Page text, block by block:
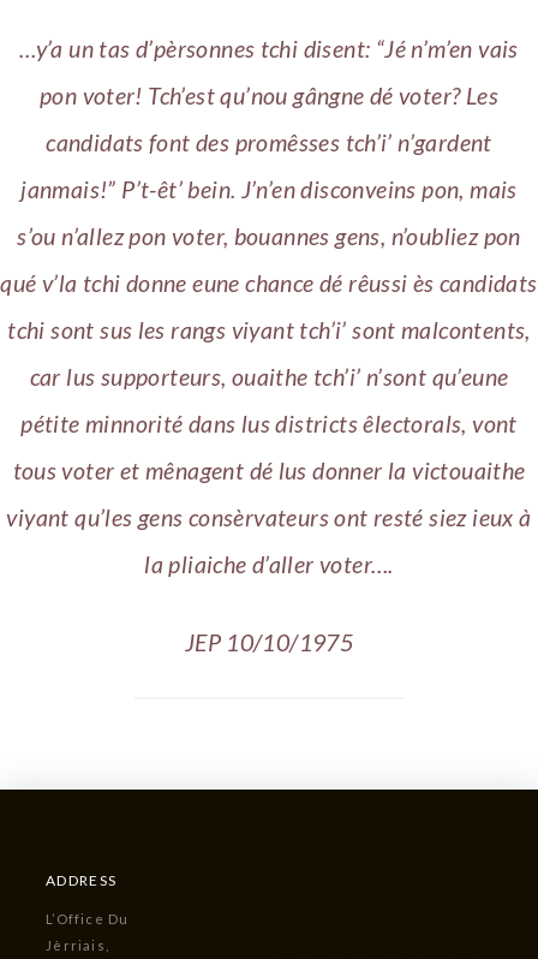
…y’a un tas d’pèrsonnes tchi disent: “Jé n’m’en vais
pon voter! Tch’est qu’nou gângne dé voter? Les
candidats font des promêsses tch’i’ n’gardent
janmais!” P’t-êt’ bein. J’n’en disconveins pon, mais
s’ou n’allez pon voter, bouannes gens, n’oubliez pon
qué v’la tchi donne eune chance dé rêussi ès candidats
tchi sont sus les rangs viyant tch’i’ sont malcontents,
car lus supporteurs, ouaithe tch’i’ n’sont qu’eune
pétite minnorité dans lus districts êlectorals, vont
tous voter et mênagent dé lus donner la victouaithe
viyant qu’les gens consèrvateurs ont resté siez ieux à
la pliaiche d’aller voter….
JEP 10/10/1975
ADDRESS
L’Office Du
Jèrriais,